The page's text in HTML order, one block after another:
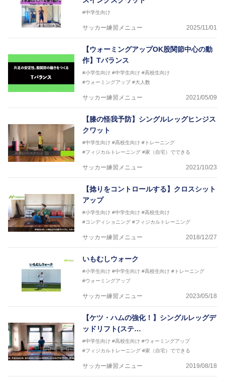
#中学生向け
サッカー練習メニュー 2025/11/01
【ウォーミングアップOK股関節中心の動
作】Tバランス
#小学生向け #中学生向け #高校生向け
#ウォーミングアップ #大人数
サッカー練習メニュー 2021/05/09
【膝の怪我予防】シングルレッグヒンジス
クワット
#中学生向け #高校生向け #トレーニング
#フィジカルトレーニング #家（自宅）でできる
サッカー練習メニュー 2021/10/23
【捻りをコントロールする】クロスシット
アップ
#小学生向け #中学生向け #高校生向け
#コンディショニング #フィジカルトレーニング
サッカー練習メニュー 2018/12/27
いもむしウォーク
#小学生向け #中学生向け #高校生向け #トレーニング
#ウォーミングアップ
サッカー練習メニュー 2023/05/18
【ケツ・ハムの強化！】シングルレッグデ
ッドリフト(ステ…
#中学生向け #高校生向け #ウォーミングアップ
#フィジカルトレーニング #家（自宅）でできる
サッカー練習メニュー 2019/08/18